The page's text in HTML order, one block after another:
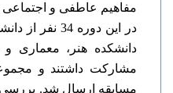
ﻣﻔﺎﻫﯿﻢ ﻋﺎطفی و اﺟﺘﻤﺎعی
در این دوره
دانشکده هنر، معماری
ﻣﺴﺎﺑﻘﻪ ارﺳﺎل ﺷﺪ. ﺑﺮرسی